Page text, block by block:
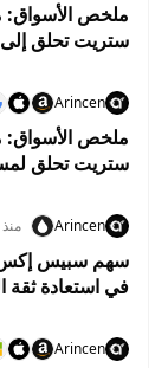
ستريت تحلق إلى
Arincen
Arincen منذ 6 أيام
سهم سبيس إكس
في استعادة ثقة
Arincen